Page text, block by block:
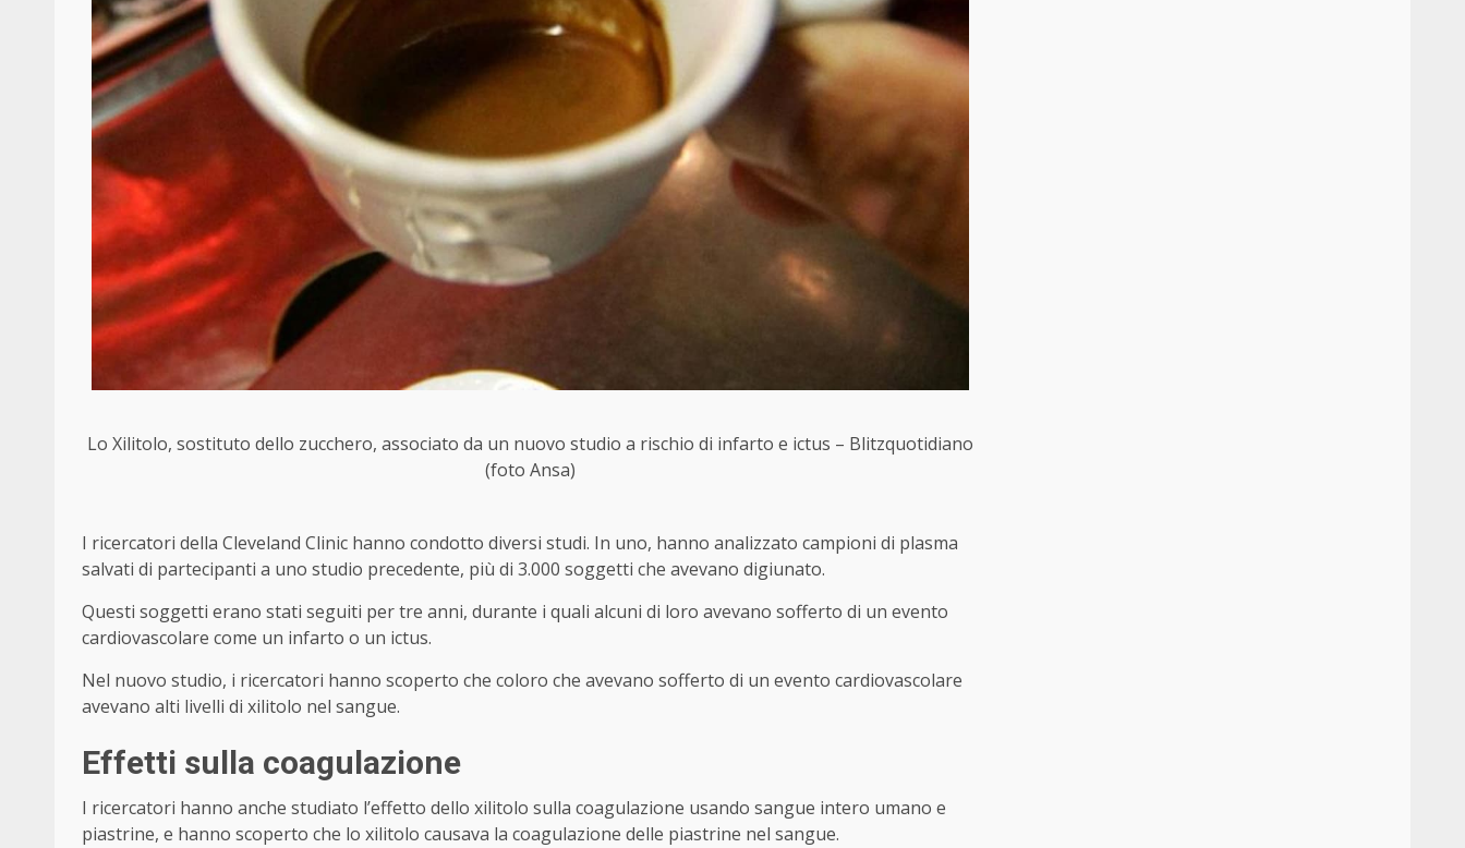
Lo Xilitolo, sostituto dello zucchero, associato da un nuovo studio a rischio di infarto e ictus – Blitzquotidiano
(foto Ansa)
I ricercatori della Cleveland Clinic hanno condotto diversi studi. In uno, hanno analizzato campioni di plasma
salvati di partecipanti a uno studio precedente, più di 3.000 soggetti che avevano digiunato.
Questi soggetti erano stati seguiti per tre anni, durante i quali alcuni di loro avevano sofferto di un evento
cardiovascolare come un infarto o un ictus.
Nel nuovo studio, i ricercatori hanno scoperto che coloro che avevano sofferto di un evento cardiovascolare
avevano alti livelli di xilitolo nel sangue.
Effetti sulla coagulazione
I ricercatori hanno anche studiato l’effetto dello xilitolo sulla coagulazione usando sangue intero umano e
piastrine, e hanno scoperto che lo xilitolo causava la coagulazione delle piastrine nel sangue.